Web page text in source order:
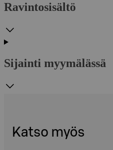
Ravintosisältö
Sijainti myymälässä
Katso myös